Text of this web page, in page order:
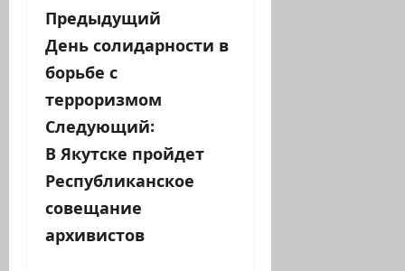
Н
а
в
и
г
а
ц
Предыдущий
День солидарности в
борьбе с
терроризмом
Следующий:
В Якутске пройдет
Республиканское
совещание
архивистов